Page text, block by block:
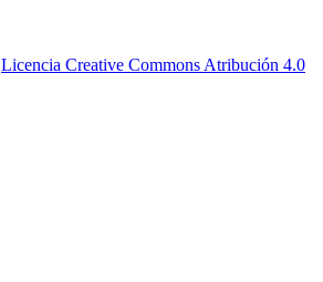
Licencia Creative Commons Atribución 4.0